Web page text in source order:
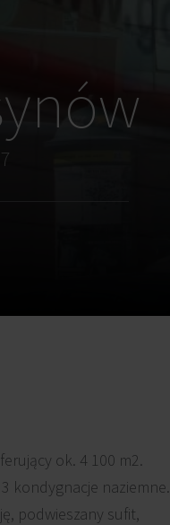
ok. 4 100 m2.
kondygnacje naziemne.
podwieszany sufit,